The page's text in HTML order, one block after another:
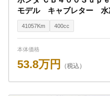
モデル キャブレター 水
41057Km 400cc
本体価格
53.8万円 （税込）